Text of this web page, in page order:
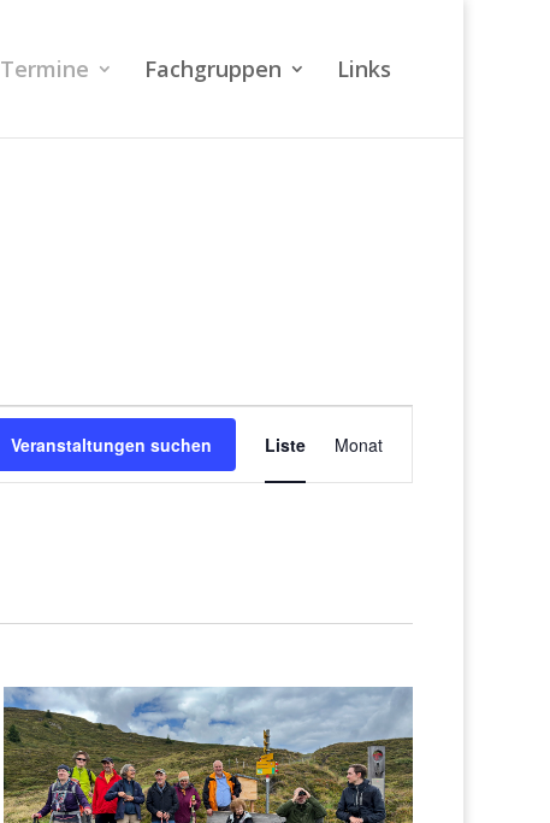
Termine Fachgruppen Links
Veranstaltungen suchen
Veranstaltung
Ansichten-
Navigation
Liste Monat